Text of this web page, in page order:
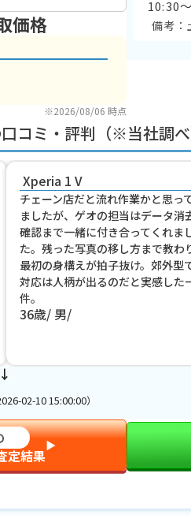
価格
※2026/08/06 時点
10:30
備考
コミ・評判（※当社調べ
Xperia 1 V
チェーン店だと流れ作業かと思っ
ましたが、ゲオの担当はデータ消
確認まで一緒に付き合ってくれま
た。残った写真の移し方まで教わり
最初の身構えが拍子抜け。郊外型
対応は人柄が出るのだと実感した
件。
36歳 男
02-10 15:00:00）
定結果
▶︎